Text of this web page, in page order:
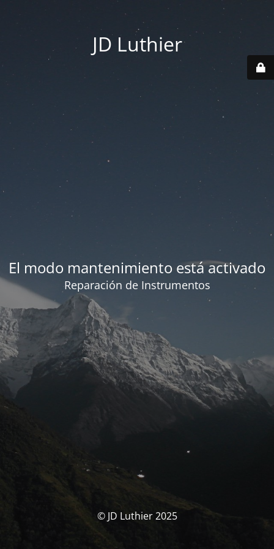
JD Luthier
El modo mantenimiento está activado
Reparación de Instrumentos
© JD Luthier 2025